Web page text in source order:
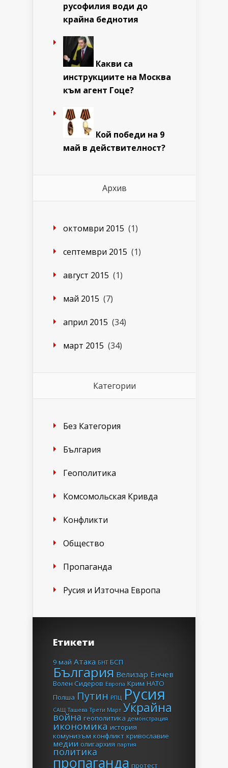
русофилия води до
крайна беднотия
Какви са
инструкциите на Москва
към агент Гоце?
Кой победи на 9
май в действителност?
Архив
октомври 2015 (1)
септември 2015 (1)
август 2015 (1)
май 2015 (7)
април 2015 (34)
март 2015 (34)
Категории
Без Категория
България
Геополитика
Комсомольская Кривда
Конфликти
Общество
Пропаганда
Русия и Източна Европа
Етикети
9 май Атака БНТ БСП
България Велизар Енчев
Волен Сидеров Европа Крим НАТО
Полша Путин РПЦ Русия
САЩ Ташева Трети Март Украйна
война геополитика демонстрация
икономика история
комунизъм конфликт кривославие
медии олигархия партия
политика
пропаганда протест